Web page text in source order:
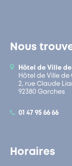
Nous
Hôtel de Ville
Hôtel de Ville de
2, rue Claude
92380 Garches
01 47 95 66 66
Horaires